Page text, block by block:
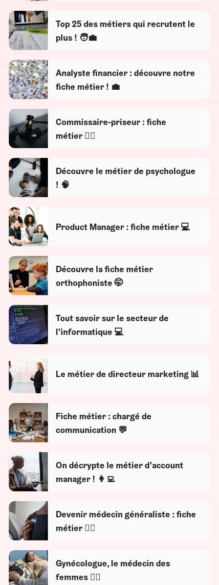
Top 25 des métiers qui recrutent le
plus ! 🧑‍💼
Analyste financier : découvre notre
fiche métier ! 💼
Commissaire-priseur : fiche
métier 🧑‍⚖️
Découvre le métier de psychologue
! 🧠
Product Manager : fiche métier 💻
Découvre la fiche métier
orthophoniste 🤭
Tout savoir sur le secteur de
l’informatique 💻
Le métier de directeur marketing 📊
Fiche métier : chargé de
communication 💬
On décrypte le métier d’account
manager ! 👩‍💻
Devenir médecin généraliste : fiche
métier 👨‍⚕️
Gynécologue, le médecin des
femmes 👩‍⚕️